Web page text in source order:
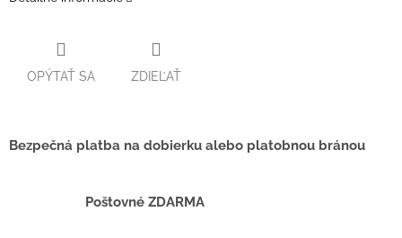
OPÝTAŤ SA ZDIEĽAŤ
Bezpečná platba na dobierku alebo platobnou bránou
Poštovné ZDARMA